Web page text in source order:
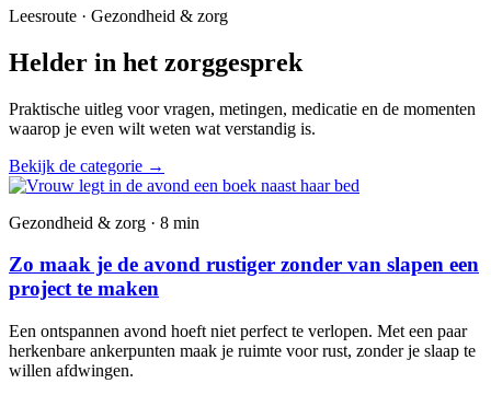
Leesroute · Gezondheid & zorg
Helder in het zorggesprek
Praktische uitleg voor vragen, metingen, medicatie en de momenten
waarop je even wilt weten wat verstandig is.
Bekijk de categorie →
Gezondheid & zorg · 8 min
Zo maak je de avond rustiger zonder van slapen een
project te maken
Een ontspannen avond hoeft niet perfect te verlopen. Met een paar
herkenbare ankerpunten maak je ruimte voor rust, zonder je slaap te
willen afdwingen.